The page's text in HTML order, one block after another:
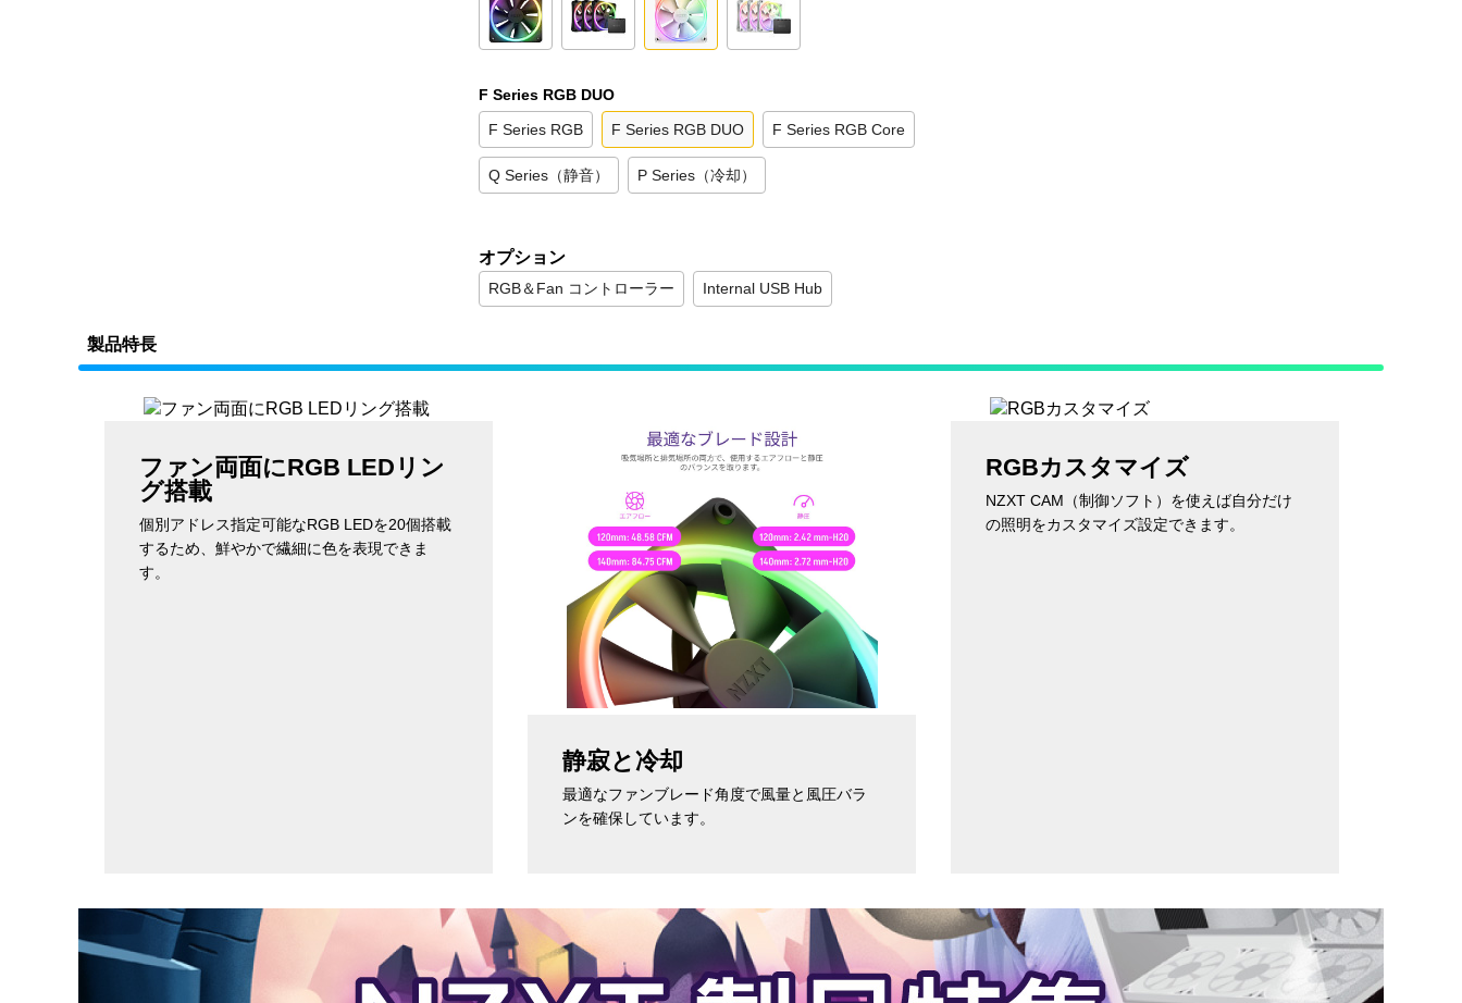
F Series RGB DUO
F Series RGB F Series RGB DUO F Series RGB Core
Q Series（静音） P Series（冷却）
オプション
RGB＆Fan コントローラー Internal USB Hub
製品特長
ファン両面にRGB LEDリン
グ搭載
個別アドレス指定可能なRGB LEDを20個搭載
するため、鮮やかで繊細に色を表現できま
す。
静寂と冷却
最適なファンブレード角度で風量と風圧バラ
ンを確保しています。
RGBカスタマイズ
NZXT CAM（制御ソフト）を使えば自分だけ
の照明をカスタマイズ設定できます。